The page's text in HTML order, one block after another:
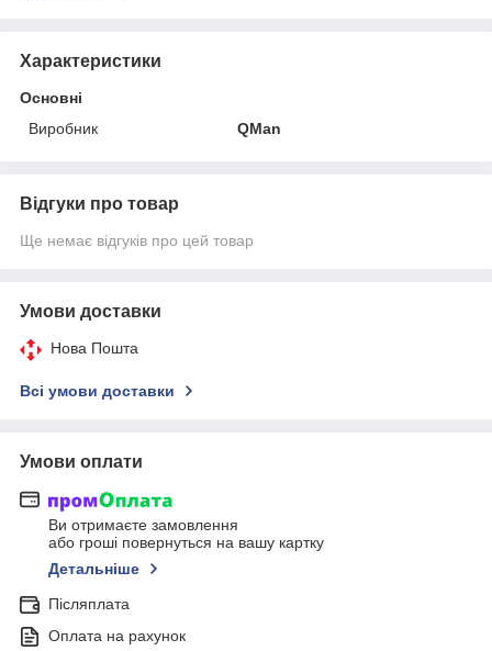
Характеристики
Основні
Виробник
QMan
Відгуки про товар
Ще немає відгуків про цей товар
Умови доставки
Нова Пошта
Всі умови доставки
Умови оплати
Ви отримаєте замовлення
або гроші повернуться на вашу картку
Детальніше
Післяплата
Оплата на рахунок